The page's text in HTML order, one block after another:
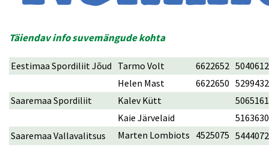
Täiendav info suvemängude kohta
Eestimaa Spordiliit Jõud Tarmo Volt 6622652 5040612
Helen Mast
6622650 5299432
Saaremaa Spordiliit
Kalev Kütt
5065161
Kaie Järvelaid
5163630
Saaremaa Vallavalitsus
Marten Lombiots 4525075